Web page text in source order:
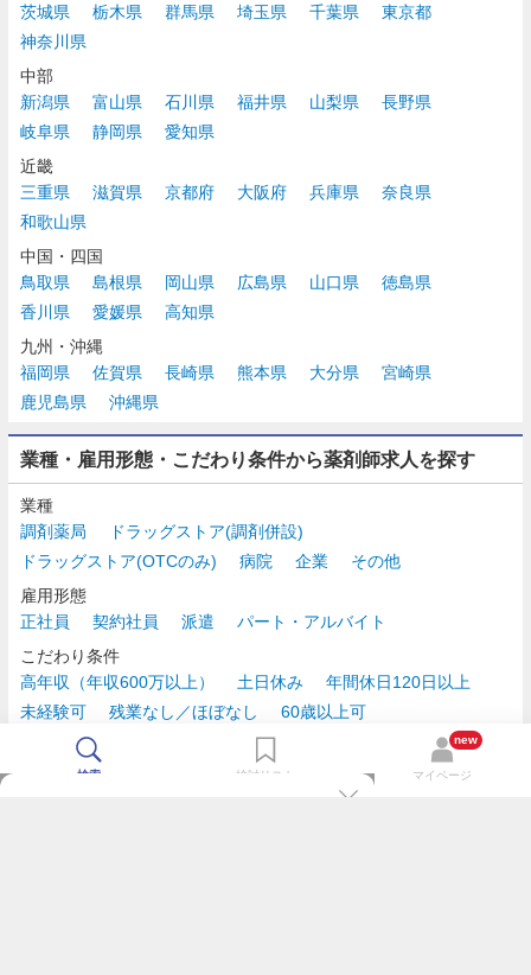
茨城県
栃木県 群馬県 埼玉県 千葉県
東京都
神奈川県
中部
新潟県
富山県 石川県 福井県 山梨県
長野県
岐阜県
静岡県
愛知県
近畿
三重県
滋賀県 京都府 大阪府 兵庫県
奈良県
和歌山県
中国・四国
鳥取県
島根県 岡山県 広島県 山口県
徳島県
香川県
愛媛県
高知県
九州・沖縄
福岡県
佐賀県 長崎県 熊本県 大分県
宮崎県
鹿児島県
沖縄県
業種・雇用形態・こだわり条件から薬剤師求人を探す
業種
調剤薬局
ドラッグストア(調剤併設)
ドラッグストア(OTCのみ)
病院 企業
その他
雇用形態
正社員
契約社員 派遣
パート・アルバイト
こだわり条件
高年収（年収600万以上）
土日休み
年間休日120日以上
未経験可
残業なし／ほぼなし
60歳以上可
時給2,500円以上
検索 検討リスト
new
マイページ